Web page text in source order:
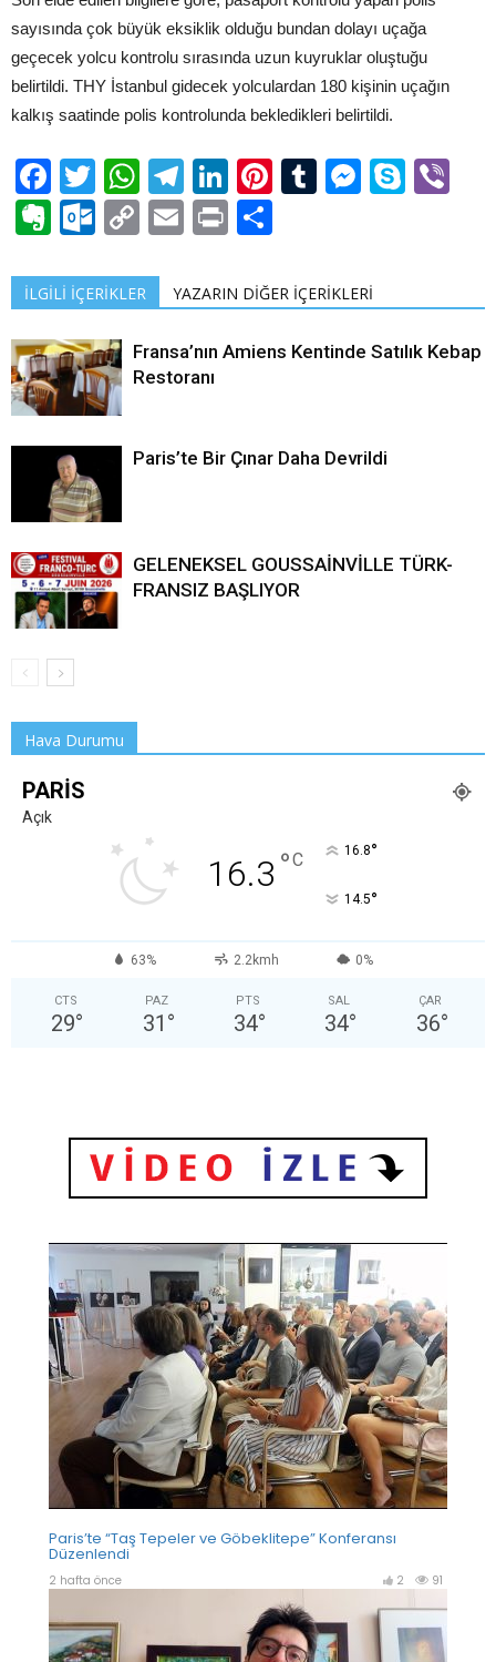
sayısında çok büyük eksiklik olduğu bundan dolayı uçağa
geçecek yolcu kontrolu sırasında uzun kuyruklar oluştuğu
belirtildi. THY İstanbul gidecek yolculardan 180 kişinin uçağın
kalkış saatinde polis kontrolunda bekledikleri belirtildi.
Facebook
TwitterWhatsApp
Telegram
LinkedIn
Pinterest
Tumblr
Evernote
Outlook.com
CopyEmailPrint
İLGİLİ İÇERİKLER YAZARIN DİĞER İÇERİKLERİ
Fransa’nın Amiens Kentinde Satılık Kebap
Restoranı
Paris’te Bir Çınar Daha Devrildi
GELENEKSEL GOUSSAİNVİLLE TÜRK-
FRANSIZ BAŞLIYOR
Hava Durumu
PARIS
Açık
16.3 °C 16.8°
14.5°
63% 2.2kmh 0%
CTS
29°
PAZ
31 °
PTS
34°
SAL
34°
ÇAR
36°